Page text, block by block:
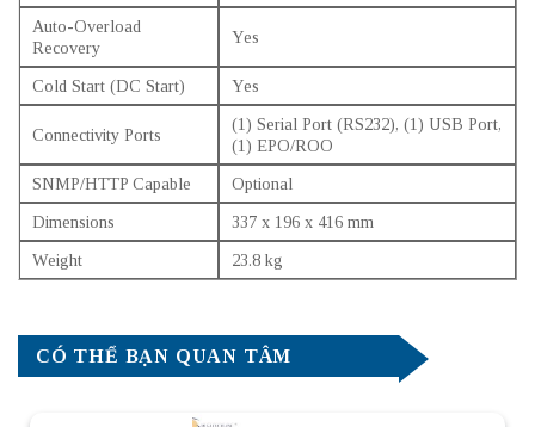
Auto-Overload
Recovery
Yes
Cold Start (DC Start) Yes
Connectivity Ports
(1) Serial Port (RS232), (1) USB Port,
(1) EPO/ROO
SNMP/HTTP Capable
Optional
Dimensions
337 x 196 x 416 mm
Weight
23.8 kg
CÓ THỂ BẠN QUAN TÂM